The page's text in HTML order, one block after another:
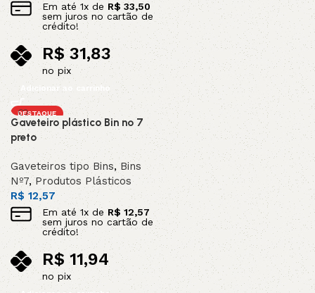
Em até1x de R$ 33,50
sem juros no cartão de
crédito!
R$31,83
no pix
Adicionar ao carrinho
DESTAQUE
Gaveteiro plástico Bin nº 7
preto
Gaveteiros tipo Bins,Bins
Nº7,Produtos Plásticos
R$ 12,57
Em até1x de R$ 12,57
sem juros no cartão de
crédito!
R$ 11,94
no pix